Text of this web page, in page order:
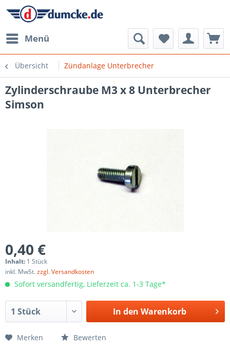
Menü
Übersicht Zündanlage Unterbrecher
Zylinderschraube M3 x 8 Unterbrecher
Simson
0,40 €
Inhalt: 1 Stück
inkl. MwSt.zzgl. Versandkosten
Sofort versandfertig, Lieferzeit ca. 1-3 Tage*
In den Warenkorb
Merken Bewerten